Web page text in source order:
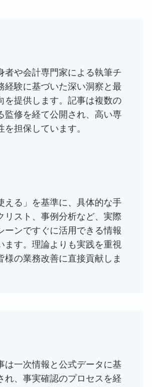
者や会計専門家による執筆チ
経験に基づいた深い洞察と最
を提供します。記事は複数の
監修を経て公開され、高い専
を担保しています。
える」を基準に、具体的な手
リスト、事例分析など、実際
ーンですぐに活用できる情報
ます。理論よりも実践を重視
様の業務改善に直接貢献しま
は一次情報と公式データに基
れ、事実確認のプロセスを経